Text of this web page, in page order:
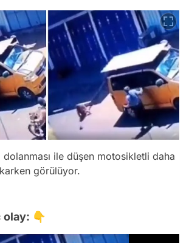
dolanması ile düşen motosikletli daha
görülüyor.
olay: 👇